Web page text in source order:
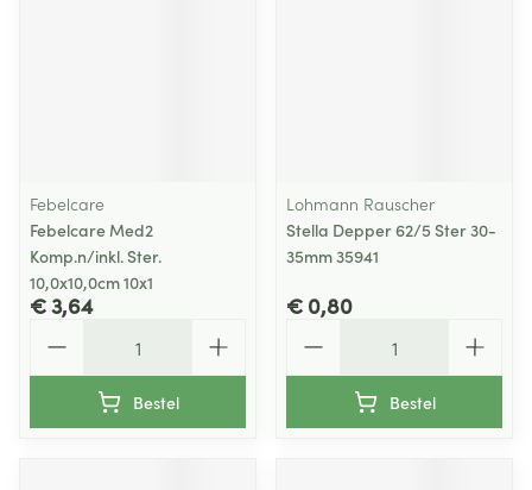
Febelcare
Febelcare Med2
Komp.n/inkl. Ster.
10,0x10,0cm 10x1
€ 3,64
Bestel
Lohmann Rauscher
Stella Depper 62/5 Ster 30-
35mm 35941
€ 0,80
Bestel